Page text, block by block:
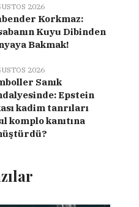
2026
Korkmaz:
Kuyu Dibinden
Bakmak!
2026
Sanık
Epstein
kadim tanrıları
komplo kanıtına